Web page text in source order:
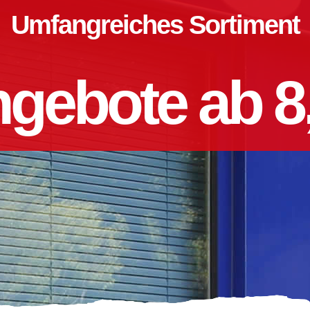
Umfangreiches Sortiment
ab